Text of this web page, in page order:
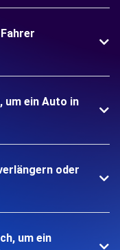
um ein Auto in
oder
um ein